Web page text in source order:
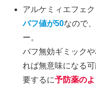
アルケミィエフェ
バフ値が50なので
ー。
バフ無効ギミック
れば無意味になる可
要するに予防薬の